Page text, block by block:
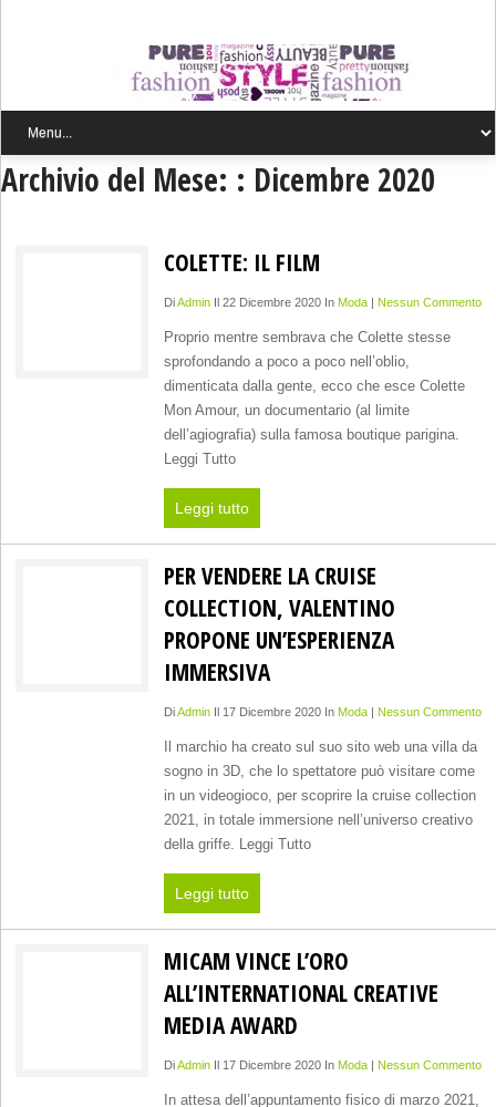
Archivio del Mese: : Dicembre 2020
COLETTE: IL FILM
DiAdminIl 22 Dicembre 2020 In Moda| Nessun Commento
Proprio mentre sembrava che Colette stesse
sprofondando a poco a poco nell’oblio,
dimenticata dalla gente, ecco che esce Colette
Mon Amour, un documentario (al limite
dell’agiografia) sulla famosa boutique parigina.
Leggi Tutto
Leggi tutto
PER VENDERE LA CRUISE
COLLECTION, VALENTINO
PROPONE UN’ESPERIENZA
IMMERSIVA
DiAdminIl 17 Dicembre 2020 In Moda| Nessun Commento
Il marchio ha creato sul suo sito web una villa da
sogno in 3D, che lo spettatore può visitare come
in un videogioco, per scoprire la cruise collection
2021, in totale immersione nell’universo creativo
della griffe. Leggi Tutto
Leggi tutto
MICAM VINCE L’ORO
ALL’INTERNATIONAL CREATIVE
MEDIA AWARD
DiAdminIl 17 Dicembre 2020 In Moda| Nessun Commento
In attesa dell’appuntamento fisico di marzo 2021,